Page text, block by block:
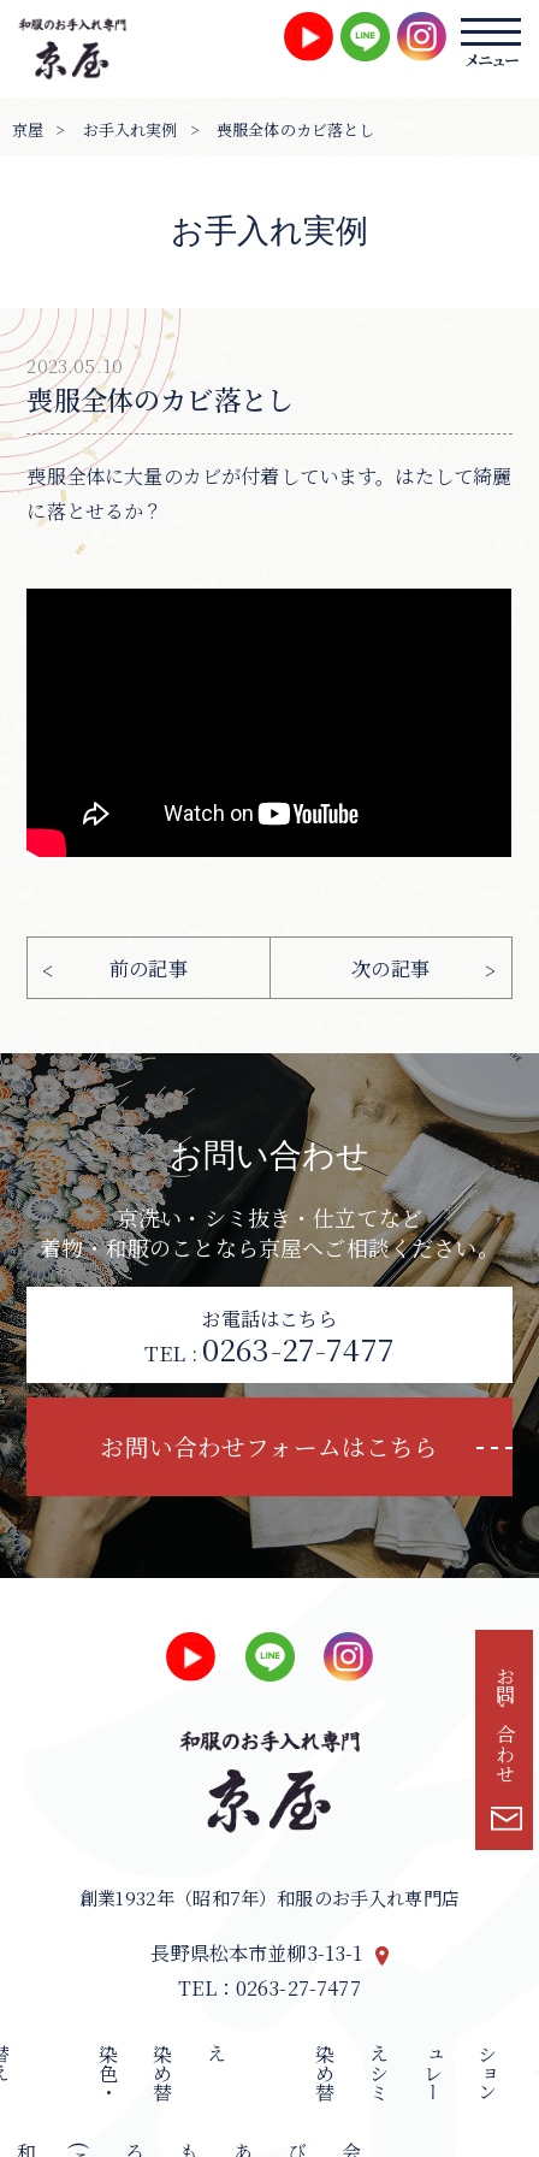
お問い合わせ
京屋 > お手入れ実例 > 喪服全体のカビ落とし
お手入れ実例
2023.05.10
喪服全体のカビ落とし
喪服全体に大量のカビが付着しています。はたして綺麗
に落とせるか？
お問い合わせ
京洗い・シミ抜き・仕立てなど
着物・和服のことなら京屋へご相談ください。
お電話はこちら
TEL : 0263-27-7477
お問い合わせフォームはこちら
創業1932年（昭和7年）和服のお手入れ専門店
長野県松本市並柳3-13-1
TEL：0263-27-7477
染
色
・
染
め
替 え 染
め
替
え
シ
ミ
ュ
レ
ー
シ
ョ ン
会